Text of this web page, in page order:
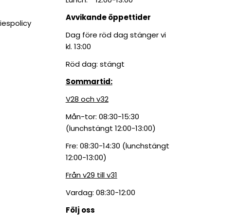
Avvikande öppettider
Dag före röd dag stänger vi
kl. 13:00
Röd dag: stängt
Sommartid:
V28 och v32
Mån-tor: 08:30-15:30
(lunchstängt 12:00-13:00)
Fre: 08:30-14:30 (lunchstängt
12:00-13:00)
Från v29 till v31
Vardag: 08:30-12:00
Följ oss